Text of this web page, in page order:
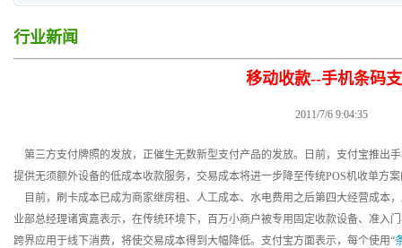
行业新闻
移动收款--手机条码
2011/7/6 9:04:35
第三方支付牌照的发放，正催生无数新型支付产品的发放。日前，支付宝推出
提供无须额外设备的低成本收款服务，交易成本将进一步降至传统POS机收单方案
目前，刷卡成本已成为商家继房租、人工成本、水电费用之后第四大经营成本
业部总经理诸寅嘉表示，在传统环境下，百万小商户被专用固定收款设备、准入
跨界应用于线下消费，将使交易成本得到大幅降低。支付宝方面表示，每个使用“